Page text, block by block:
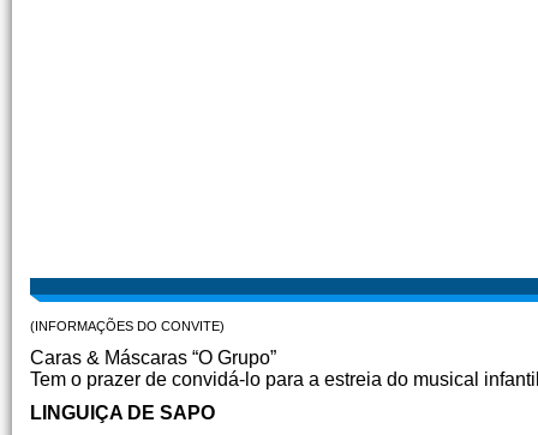
(INFORMAÇÕES DO CONVITE)
Caras & Máscaras “O Grupo”
Tem o prazer de convidá-lo para a estreia do musical
LINGUIÇA DE SAPO